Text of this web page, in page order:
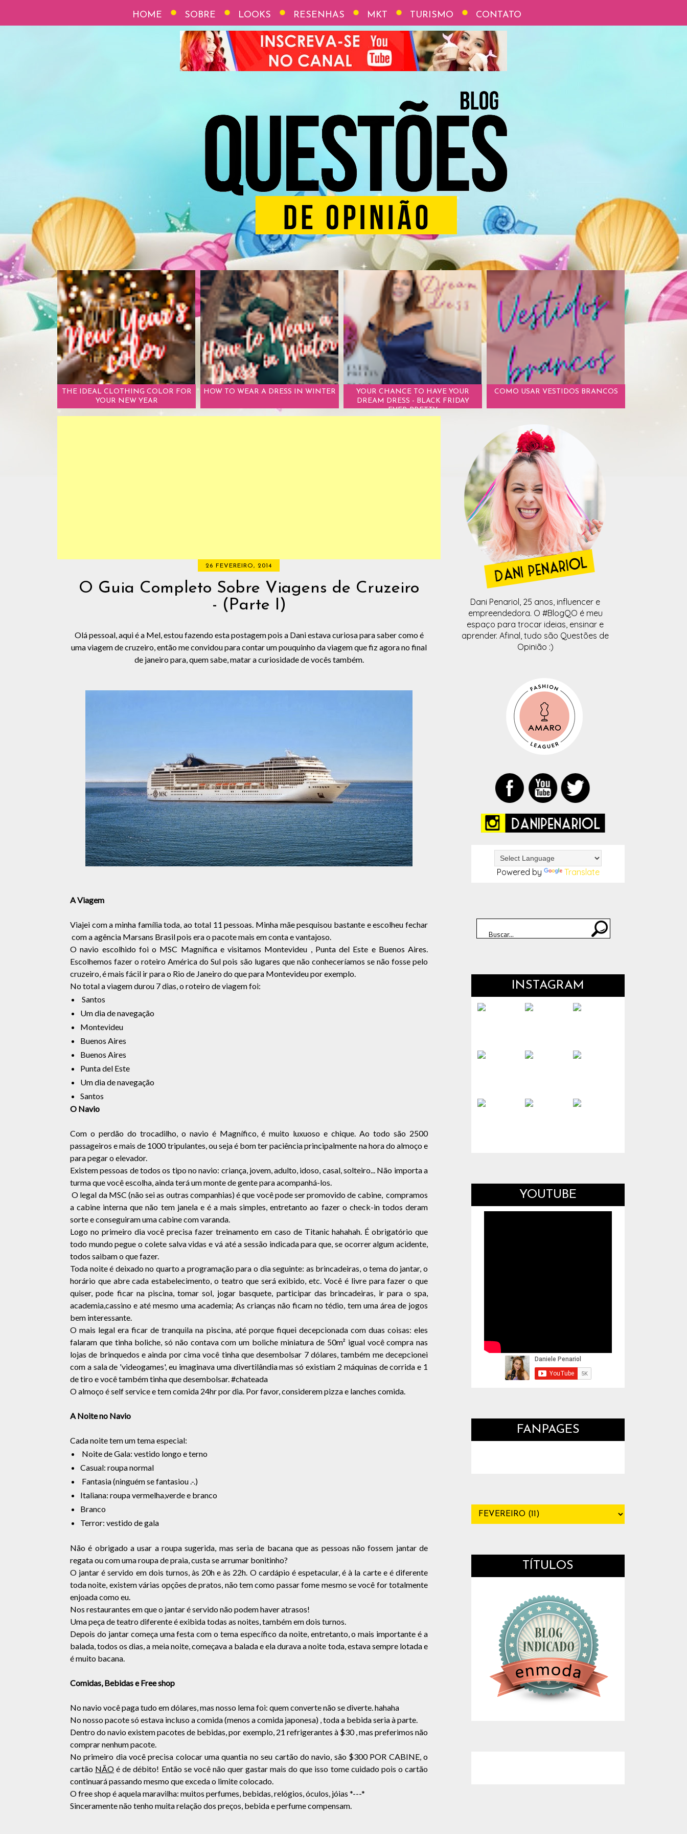
HOME SOBRE LOOKS RESENHAS MKT TURISMO CONTATO
THE IDEAL CLOTHING COLOR FOR
YOUR NEW YEAR
HOW TO WEAR A DRESS IN WINTER
YOUR CHANCE TO HAVE YOUR
DREAM DRESS - BLACK FRIDAY
EVER PRETTY
COMO USAR VESTIDOS BRANCOS
26 FEVEREIRO, 2014
O Guia Completo Sobre Viagens de Cruzeiro
- (Parte I)
Olá pessoal, aqui é a Mel, estou fazendo esta postagem pois a Dani estava curiosa para saber como é
uma viagem de cruzeiro, então me convidou para contar um pouquinho da viagem que fiz agora no final
de janeiro para, quem sabe, matar a curiosidade de vocês também.
A Viagem
Viajei com a minha família toda, ao total 11 pessoas. Minha mãe pesquisou bastante e escolheu fechar
com a agência Marsans Brasil pois era o pacote mais em conta e vantajoso.
O navio escolhido foi o MSC Magnífica e visitamos Montevideu , Punta del Este e Buenos Aires.
Escolhemos fazer o roteiro América do Sul pois são lugares que não conheceríamos se não fosse pelo
cruzeiro, é mais fácil ir para o Rio de Janeiro do que para Montevideu por exemplo.
No total a viagem durou 7 dias, o roteiro de viagem foi:
Santos
Um dia de navegação
Montevideu
Buenos Aires
Buenos Aires
Punta del Este
Um dia de navegação
Santos
O Navio
Com o perdão do trocadilho, o navio é Magnífico, é muito luxuoso e chique. Ao todo são 2500
passageiros e mais de 1000 tripulantes, ou seja é bom ter paciência principalmente na hora do almoço e
para pegar o elevador.
Existem pessoas de todos os tipo no navio: criança, jovem, adulto, idoso, casal, solteiro... Não importa a
turma que você escolha, ainda terá um monte de gente para acompanhá-los.
O legal da MSC (não sei as outras companhias) é que você pode ser promovido de cabine, compramos
a cabine interna que não tem janela e é a mais simples, entretanto ao fazer o check-in todos deram
sorte e conseguiram uma cabine com varanda.
Logo no primeiro dia você precisa fazer treinamento em caso de Titanic hahahah. É obrigatório que
todo mundo pegue o colete salva vidas e vá até a sessão indicada para que, se ocorrer algum acidente,
todos saibam o que fazer.
Toda noite é deixado no quarto a programação para o dia seguinte: as brincadeiras, o tema do jantar, o
horário que abre cada estabelecimento, o teatro que será exibido, etc. Você é livre para fazer o que
quiser, pode ficar na piscina, tomar sol, jogar basquete, participar das brincadeiras, ir para o spa,
academia,cassino e até mesmo uma academia; As crianças não ficam no tédio, tem uma área de jogos
bem interessante.
O mais legal era ficar de tranquila na piscina, até porque fiquei decepcionada com duas coisas: eles
falaram que tinha boliche, só não contava com um boliche miniatura de 50m² igual você compra nas
lojas de brinquedos e ainda por cima você tinha que desembolsar 7 dólares, também me decepcionei
com a sala de 'videogames', eu imaginava uma divertilândia mas só existiam 2 máquinas de corrida e 1
de tiro e você também tinha que desembolsar. #chateada
O almoço é self service e tem comida 24hr por dia. Por favor, considerem pizza e lanches comida.
A Noite no Navio
Cada noite tem um tema especial:
Noite de Gala: vestido longo e terno
Casual: roupa normal
Fantasia (ninguém se fantasiou .-.)
Italiana: roupa vermelha,verde e branco
Branco
Terror: vestido de gala
Não é obrigado a usar a roupa sugerida, mas seria de bacana que as pessoas não fossem jantar de
regata ou com uma roupa de praia, custa se arrumar bonitinho?
O jantar é servido em dois turnos, às 20h e às 22h. O cardápio é espetacular, é à la carte e é diferente
toda noite, existem várias opções de pratos, não tem como passar fome mesmo se você for totalmente
enjoada como eu.
Nos restaurantes em que o jantar é servido não podem haver atrasos!
Uma peça de teatro diferente é exibida todas as noites, também em dois turnos.
Depois do jantar começa uma festa com o tema específico da noite, entretanto, o mais importante é a
balada, todos os dias, a meia noite, começava a balada e ela durava a noite toda, estava sempre lotada e
é muito bacana.
Comidas, Bebidas e Free shop
No navio você paga tudo em dólares, mas nosso lema foi: quem converte não se diverte. hahaha
No nosso pacote só estava incluso a comida (menos a comida japonesa) , toda a bebida seria à parte.
Dentro do navio existem pacotes de bebidas, por exemplo, 21 refrigerantes à $30 , mas preferimos não
comprar nenhum pacote.
No primeiro dia você precisa colocar uma quantia no seu cartão do navio, são $300 POR CABINE, o
cartão NÃO é de débito! Então se você não quer gastar mais do que isso tome cuidado pois o cartão
continuará passando mesmo que exceda o limite colocado.
O free shop é aquela maravilha: muitos perfumes, bebidas, relógios, óculos, jóias *---*
Sinceramente não tenho muita relação dos preços, bebida e perfume compensam.
Dani Penariol, 25 anos, influencer e
empreendedora. O #BlogQO é meu
espaço para trocar ideias, ensinar e
aprender. Afinal, tudo são Questões de
Opinião :)
Powered by Translate
INSTAGRAM
YOUTUBE
FANPAGES
TÍTULOS